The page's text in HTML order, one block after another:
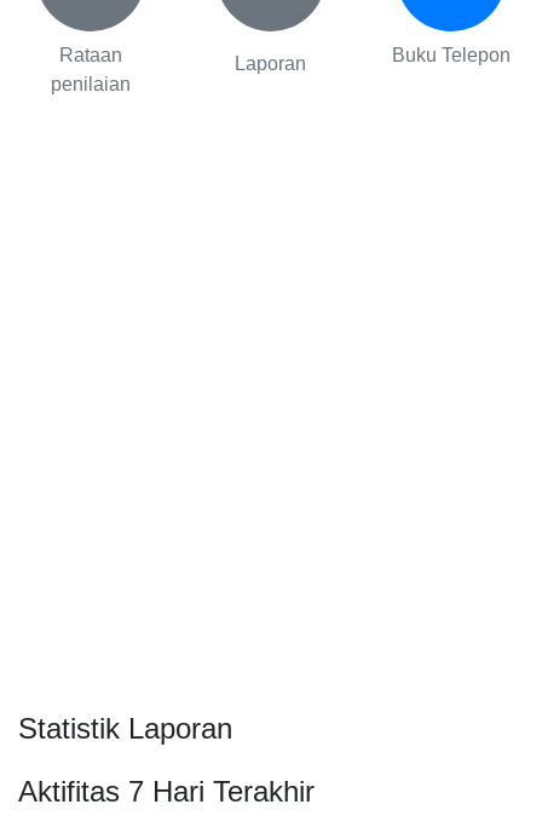
Rataan
penilaian
Laporan Buku Telepon
Statistik Laporan
Aktifitas 7 Hari Terakhir